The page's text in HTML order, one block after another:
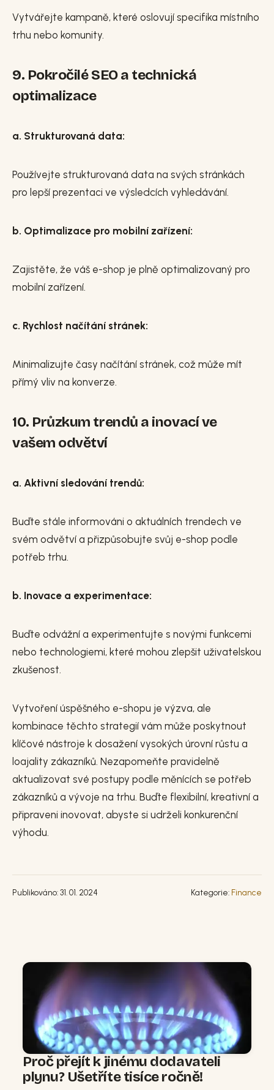
Vytvářejte kampaně, které oslovují specifika místního
trhu nebo komunity.
9. Pokročilé SEO a technická
optimalizace
a. Strukturovaná data:
Používejte strukturovaná data na svých stránkách
pro lepší prezentaci ve výsledcích vyhledávání.
b. Optimalizace pro mobilní zařízení:
Zajistěte, že váš e-shop je plně optimalizovaný pro
mobilní zařízení.
c. Rychlost načítání stránek:
Minimalizujte časy načítání stránek, což může mít
přímý vliv na konverze.
10. Průzkum trendů a inovací ve
vašem odvětví
a. Aktivní sledování trendů:
Buďte stále informováni o aktuálních trendech ve
svém odvětví a přizpůsobujte svůj e-shop podle
potřeb trhu.
b. Inovace a experimentace:
Buďte odvážní a experimentujte s novými funkcemi
nebo technologiemi, které mohou zlepšit uživatelskou
zkušenost.
Vytvoření úspěšného e-shopu je výzva, ale
kombinace těchto strategií vám může poskytnout
klíčové nástroje k dosažení vysokých úrovní růstu a
loajality zákazníků. Nezapomeňte pravidelně
aktualizovat své postupy podle měnících se potřeb
zákazníků a vývoje na trhu. Buďte flexibilní, kreativní a
připraveni inovovat, abyste si udrželi konkurenční
výhodu.
Publikováno: 31. 01. 2024 Kategorie: Finance
Proč přejít k jinému dodavateli
plynu? Ušetříte tisíce ročně!